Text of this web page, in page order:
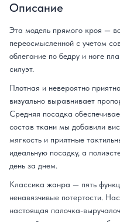
Описание
Эта модель прямого кроя —
переосмысленной с учетом
облегание по бедру и ноге
силуэт.
Плотная и невероятно
визуально выравнивает
Средняя посадка
состав ткани мы добавили
мягкость и приятные
идеальную посадку, а
день за днем.
Классика жанра — пять
ненавязчивые потертости.
настоящая палочка-